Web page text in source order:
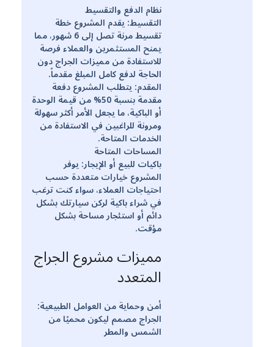
نظام الدفع والتقسيط
التقسيط: يقدم المشروع خطة
تقسيط مرنة تصل إلى 6 شهور، مما
يمنح المستثمرين والعملاء فرصة
للاستفادة من مميزات الجراج دون
الحاجة لدفع كامل المبلغ مقدماً.
المقدم: يتطلب المشروع دفعة
مقدمة بنسبة 50% من قيمة الوحدة
أو الباكية، ما يجعل الأمر أكثر سهولة
ومرونة للراغبين في الاستفادة من
الخدمات المتاحة.
المساحات المتاحة
باكيات للبيع أو الإيجار: يوفر
المشروع خيارات متعددة حسب
احتياجات العملاء، سواء كنت ترغب
في شراء باكية لركن سيارتك بشكل
دائم أو استئجار مساحة بشكل
مؤقت.
مميزات مشروع الجراج
المتعدد
أمن وحماية من العوامل الطبيعية:
الجراج مصمم ليكون محميًا من
الشمس والمطر